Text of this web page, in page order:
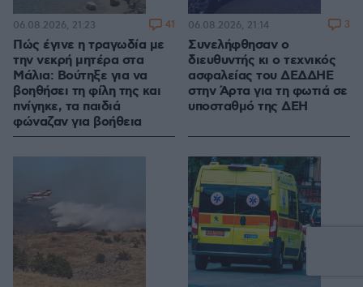
Πώς έγινε η τραγωδία με
την νεκρή μητέρα στα
Μάλια: Βούτηξε για να
βοηθήσει τη φίλη της και
πνίγηκε, τα παιδιά
φώναζαν για βοήθεια
06.08.2026, 21:23 41
Συνελήφθησαν ο
διευθυντής κι ο τεχνικός
ασφαλείας του ΔΕΔΔΗΕ
στην Άρτα για τη φωτιά σε
υποσταθμό της ΔΕΗ
06.08.2026, 21:14 3